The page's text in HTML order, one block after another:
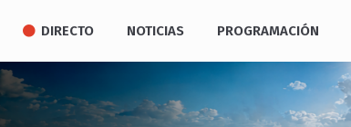
DIRECTO NOTICIAS PROGRAMACIÓN